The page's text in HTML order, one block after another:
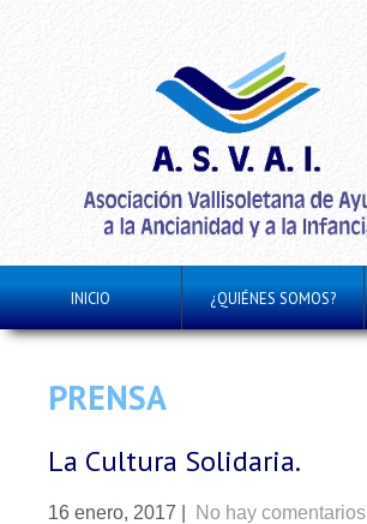
INICIO ¿QUIÉNES SOMOS?
PRENSA
La Cultura Solidaria.
16 enero, 2017 No hay comentarios